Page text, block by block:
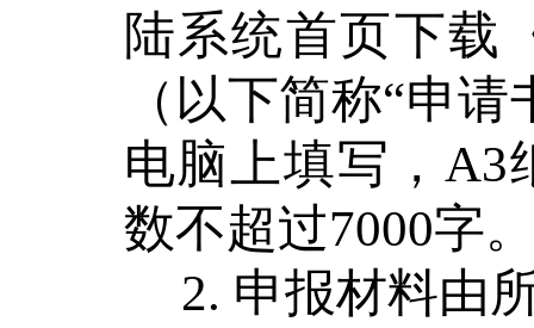
陆系统首页下载
（以下简称“申请
电脑上填写， A3
数不超过7000字
2. 申报材料由